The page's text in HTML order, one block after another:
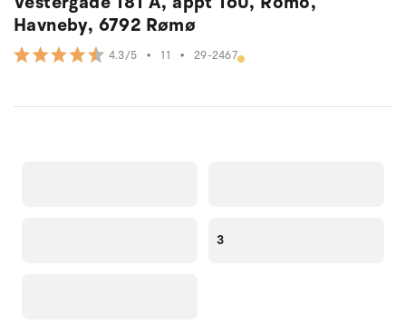
Havneby, 6792 Rømø
4.3/5 • 11 • 29-2467
3